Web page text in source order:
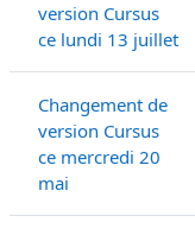
version Cursus
ce lundi 13 juillet
Changement de
version Cursus
ce mercredi 20
mai